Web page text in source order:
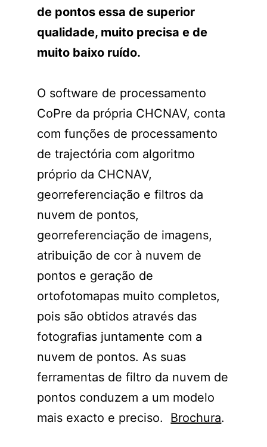
de pontos essa de superior
qualidade, muito precisa e de
muito baixo ruído.
O software de processamento
CoPre da própria CHCNAV, conta
com funções de processamento
de trajectória com algoritmo
próprio da CHCNAV,
georreferenciação e filtros da
nuvem de pontos,
georreferenciação de imagens,
atribuição de cor à nuvem de
pontos e geração de
ortofotomapas muito completos,
pois são obtidos através das
fotografias juntamente com a
nuvem de pontos. As suas
ferramentas de filtro da nuvem de
pontos conduzem a um modelo
mais exacto e preciso. Brochura.